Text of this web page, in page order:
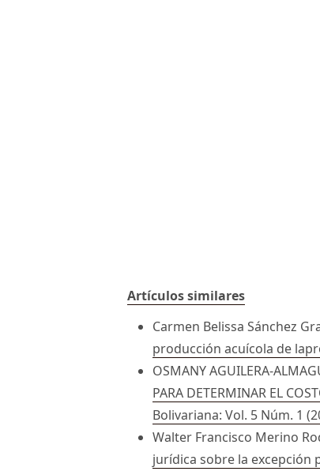
Artículos similares
Carmen Belissa Sánchez
producción acuícola de
OSMANY AGUILERA-
PARA DETERMINAR EL
Bolivariana: Vol. 5 Núm. 1
Walter Francisco Merino
jurídica sobre la excepción